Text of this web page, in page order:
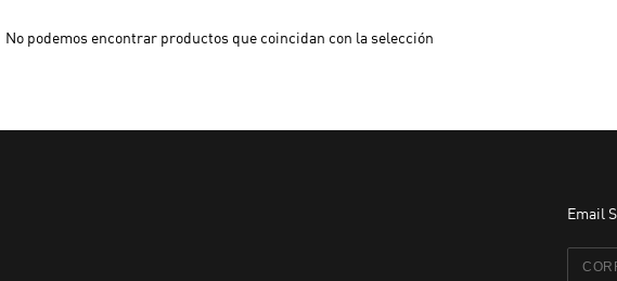
No podemos encontrar productos que coincidan con la selección